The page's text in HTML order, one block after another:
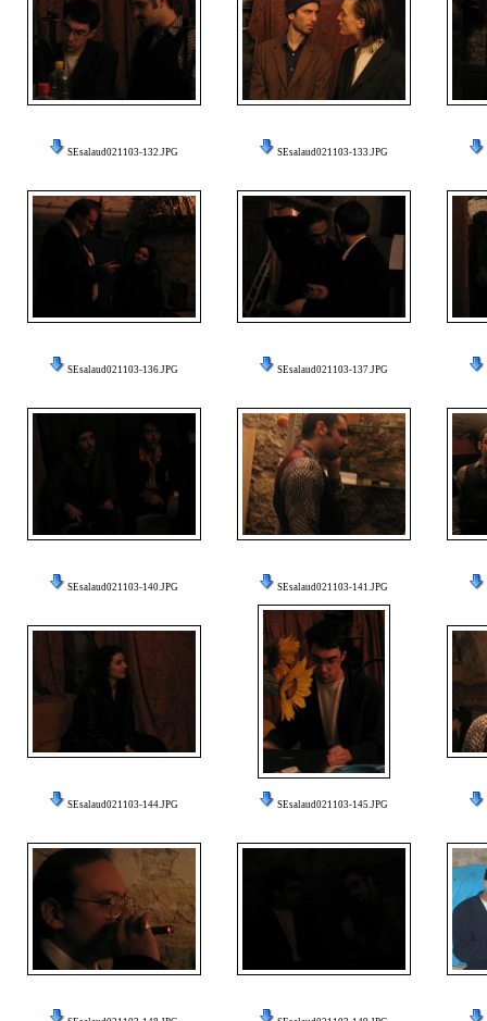
SEsalaud021103-132.JPG SEsalaud021103-133.JPG
SEsalaud021103-136.JPG SEsalaud021103-137.JPG
SEsalaud021103-140.JPG SEsalaud021103-141.JPG
SEsalaud021103-144.JPG SEsalaud021103-145.JPG